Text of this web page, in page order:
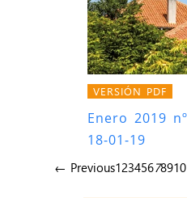
VERSIÓN PDF
Enero 2019
18-01-19
← Previous12345678910